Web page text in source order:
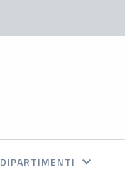
DIPARTIMENTI